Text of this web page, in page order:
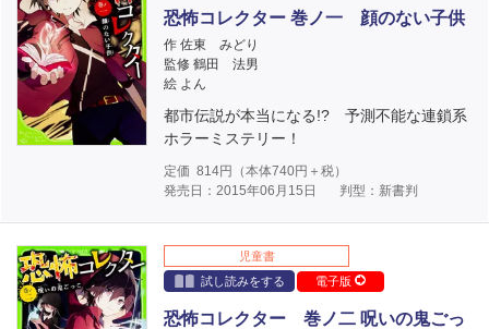
恐怖コレクター 巻ノ一 顔のない子供
作 佐東 みどり
監修 鶴田 法男
絵 よん
都市伝説が本当になる!? 予測不能な連鎖系
ホラーミステリー！
定価 814円（本体740円＋税）
発売日：2015年06月15日
判型：新書判
児童書
試し読みをする
電子版
恐怖コレクター 巻ノ二 呪いの鬼ごっ